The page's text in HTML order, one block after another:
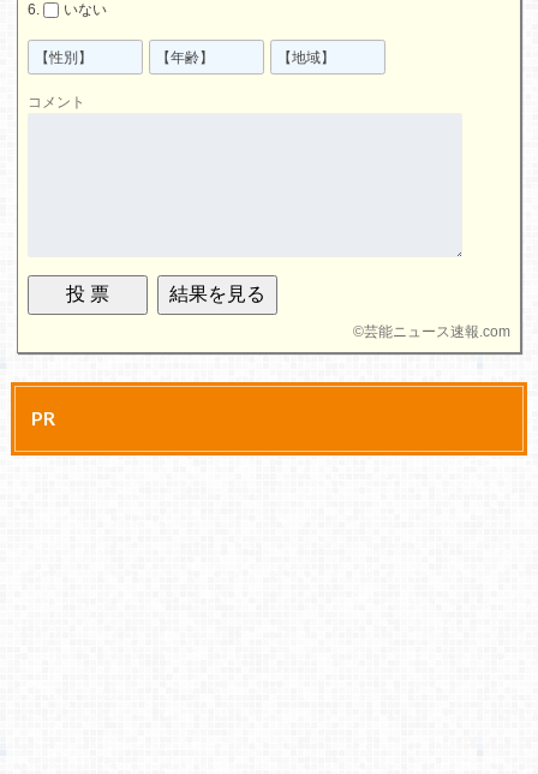
いない
コメント
©芸能ニュース速報.com
PR